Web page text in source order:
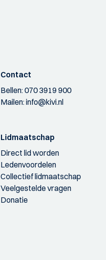
Contact
Bellen:070 3919 900
Mailen:info@kivi.nl
Lidmaatschap
Direct lid worden
Ledenvoordelen
Collectief lidmaatschap
Veelgestelde vragen
Donatie